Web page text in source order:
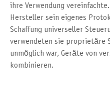
ihre Verwendung
Hersteller sein eigenes
Schaffung universeller
verwendeten sie proprietäre
unmöglich war, Geräte von
kombinieren.